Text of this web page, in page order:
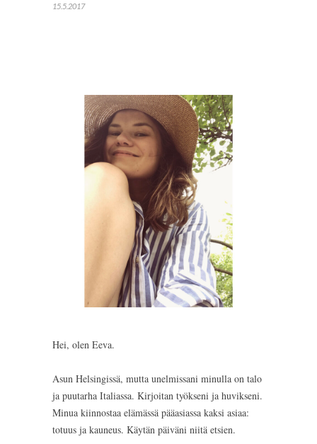
15.5.2017
Hei, olen Eeva.
Asun Helsingissä, mutta unelmissani minulla on talo
ja puutarha Italiassa. Kirjoitan työkseni ja huvikseni.
Minua kiinnostaa elämässä pääasiassa kaksi asiaa:
totuus ja kauneus. Käytän päiväni niitä etsien.